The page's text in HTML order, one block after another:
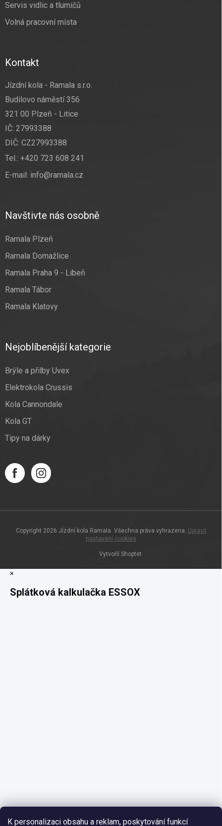
K personalizaci obsahu a reklam, poskytování funkcí
Servis vidlic a tlumičů
Volná pracovní místa
Kontakt
Jízdní kola - Ramala s.r.o.
Budilovo náměstí 356
321 00 Plzeň - Litice
IČ: 27993388
DIČ: CZ27993388
Tel.: +420 723 608 241
E-mail: info@ramala.cz
Navštivte nás osobně
Ramala Plzeň
Ramala Domažlice
Ramala Praha 9 - Libeň
Ramala Tábor
Ramala Klatovy
Nejoblíbenější kategorie
Brýle a přilby Uvex
Elektrokola Crussis
Kola Cannondale
Kola GT
Tipy na dárky
Vytvořil Shoptet
Copyright 2026 Jízdní kola Ramala. Všechna práva vyhrazena. Upravit
nastavení cookies
×
Splátková kalkulačka ESSOX